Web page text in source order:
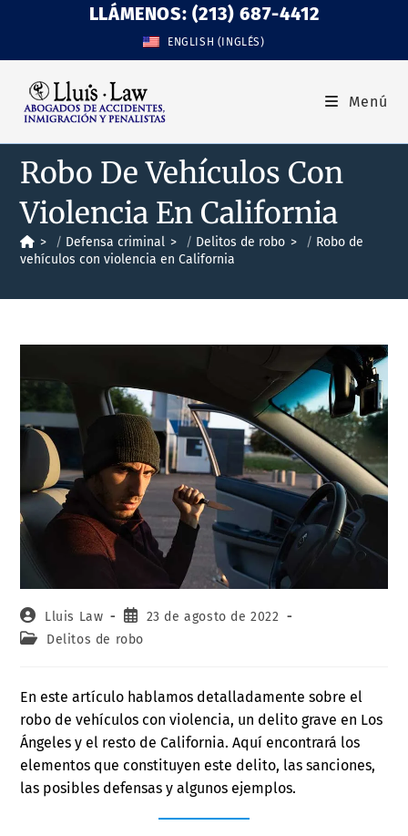
LLÁMENOS: (213) 687-4412
ENGLISH (INGLÉS)
Menú
Robo De Vehículos Con
Violencia En California
> Defensa criminal > Delitos de robo >
Robo de
vehículos con violencia en California
Lluis Law
23 de agosto de 2022
Delitos de robo
En este artículo hablamos detalladamente sobre el
robo de vehículos con violencia, un delito grave en Los
Ángeles y el resto de California. Aquí encontrará los
elementos que constituyen este delito, las sanciones,
las posibles defensas y algunos ejemplos.